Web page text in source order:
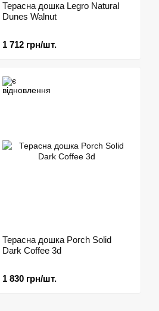
Терасна дошка Legro Natural
Dunes Walnut
1 712 грн/шт.
Терасна дошка Porch Solid
Dark Coffee 3d
1 830 грн/шт.